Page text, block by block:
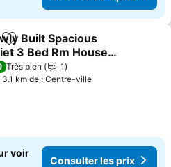
Ajouter à mes favoris
Built Spacious
3 Bed Rm House
Backyard and
Très bien
1
3.1 km de : Centre-ville
voir
Consulter les prix